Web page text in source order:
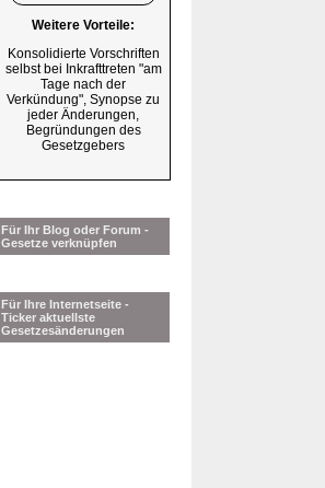
Weitere Vorteile:
Konsolidierte Vorschriften
selbst bei Inkrafttreten "am
Tage nach der
Verkündung", Synopse zu
jeder Änderungen,
Begründungen des
Gesetzgebers
Für Ihr Blog oder Forum -
Gesetze verknüpfen
Für Ihre Internetseite -
Ticker aktuellste
Gesetzesänderungen